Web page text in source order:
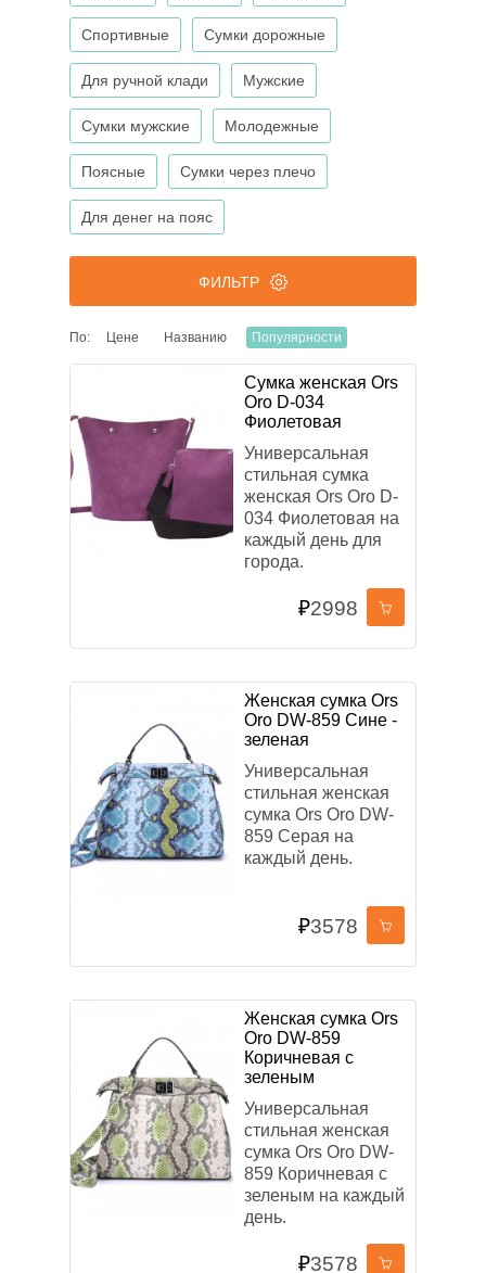
Спортивные Сумки дорожные
Для ручной клади Мужские
Сумки мужские Молодежные
Поясные Сумки через плечо
Для денег на пояс
ФИЛЬТР
₽
ПОЛ
Мужской Унисекс
МАТЕРИАЛ
Экокожа Оксфорд Полиэстер
СБРОСИТЬ ФИЛЬТР
По: Цене Названию Популярности
Сумка женская Ors
Oro D-034
Фиолетовая
Универсальная
стильная сумка
женская Ors Oro D-
034 Фиолетовая на
каждый день для
города.
₽2998
Женская сумка Ors
Oro DW-859 Сине -
зеленая
Универсальная
стильная женская
сумка Ors Oro DW-
859 Серая на
каждый день.
₽3578
Женская сумка Ors
Oro DW-859
Коричневая с
зеленым
Универсальная
стильная женская
сумка Ors Oro DW-
859 Коричневая с
зеленым на каждый
день.
₽3578